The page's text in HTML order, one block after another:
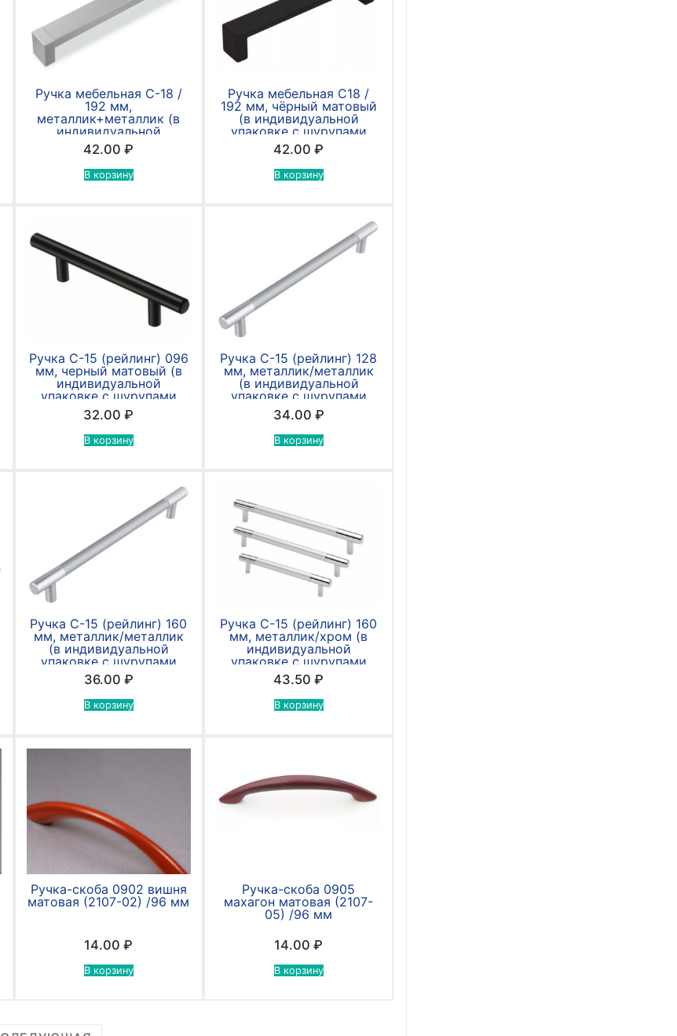
Ручка мебельная С-18 /
192 мм,
металлик+металлик (в
индивидуальной
упаковке с шурупами
4*30мм)
42.00₽
В корзину
Ручка мебельная С18 /
192 мм, чёрный матовый
(в индивидуальной
упаковке с шурупами
4*30мм)
42.00₽
В корзину
Ручка С-15 (рейлинг) 096
мм, черный матовый (в
индивидуальной
упаковке с шурупами
4*30мм)
32.00₽
В корзину
Ручка С-15 (рейлинг) 128
мм, металлик/металлик
(в индивидуальной
упаковке с шурупами
4*30мм)
34.00 ₽
В корзину
Ручка С-15 (рейлинг) 160
мм, металлик/металлик
(в индивидуальной
упаковке с шурупами
4*30мм)
36.00 ₽
В корзину
Ручка С-15 (рейлинг) 160
мм, металлик/хром (в
индивидуальной
упаковке с шурупами
4*30мм)
43.50₽
В корзину
Ручка-скоба 0902 вишня
матовая (2107-02) /96 мм
14.00₽
В корзину
Ручка-скоба 0905
махагон матовая (2107-
05) /96 мм
14.00₽
В корзину